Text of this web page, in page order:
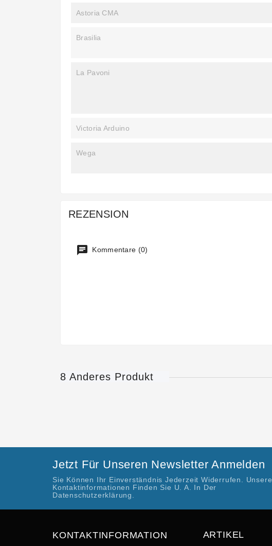
Astoria CMA
Brasilia
La Pavoni
Victoria Arduino
Wega
REZENSION
Kommentare (0)
8 Anderes Produkt
Jetzt Für Unseren Newsletter Anmelden
Sie Können Ihr Einverständnis Jederzeit Widerrufen. Unsere
Kontaktinformationen Finden Sie U. A. In Der
Datenschutzerklärung.
KONTAKTINFORMATION ARTIKEL